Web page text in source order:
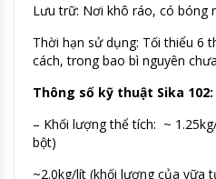
Lưu trữ: Nơi khô ráo, có bóng
Thời hạn sử dụng: Tối thiểu 6
cách, trong bao bì nguyên
Thông số kỹ thuật Sika 102:
– Khối lượng thể tích: ~
bột)
~2.0kg/lít (khối lượng của vữa